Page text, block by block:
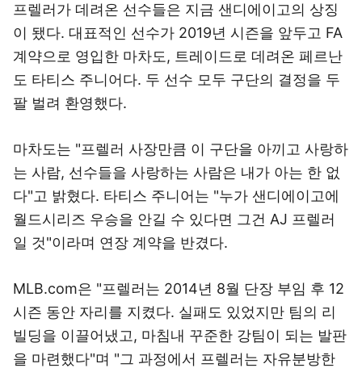
프렐러가 데려온 선수들은 지금 샌디에이고의 상징
이 됐다. 대표적인 선수가 2019년 시즌을 앞두고 FA
계약으로 영입한 마차도, 트레이드로 데려온 페르난
도 타티스 주니어다. 두 선수 모두 구단의 결정을 두
팔 벌려 환영했다.
마차도는 "프렐러 사장만큼 이 구단을 아끼고 사랑하
는 사람, 선수들을 사랑하는 사람은 내가 아는 한 없
다"고 밝혔다. 타티스 주니어는 "누가 샌디에이고에
월드시리즈 우승을 안길 수 있다면 그건 AJ 프렐러
일 것"이라며 연장 계약을 반겼다.
MLB.com은 "프렐러는 2014년 8월 단장 부임 후 12
시즌 동안 자리를 지켰다. 실패도 있었지만 팀의 리
빌딩을 이끌어냈고, 마침내 꾸준한 강팀이 되는 발판
을 마련했다"며 "그 과정에서 프렐러는 자유분방한